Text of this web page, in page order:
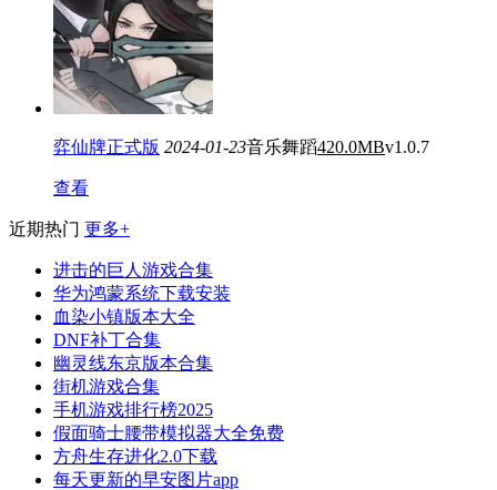
弈仙牌正式版 2024-01-23音乐舞蹈420.0MBv1.0.7
查看
近期热门 更多+
进击的巨人游戏合集
华为鸿蒙系统下载安装
血染小镇版本大全
DNF补丁合集
幽灵线东京版本合集
街机游戏合集
手机游戏排行榜2025
假面骑士腰带模拟器大全免费
方舟生存进化2.0下载
每天更新的早安图片app